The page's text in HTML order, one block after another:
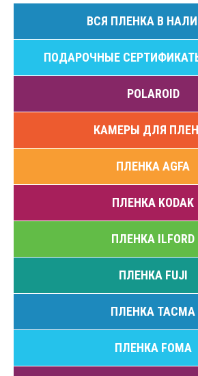
ВСЯ ПЛЕНКА В
ПОДАРОЧНЫЕ
POLAROID
КАМЕРЫ ДЛЯ
ПЛЕНКА AGFA
ПЛЕНКА KODAK
ПЛЕНКА ILFORD
ПЛЕНКА FUJI
ПЛЕНКА ТАСМА
ПЛЕНКА FOMA